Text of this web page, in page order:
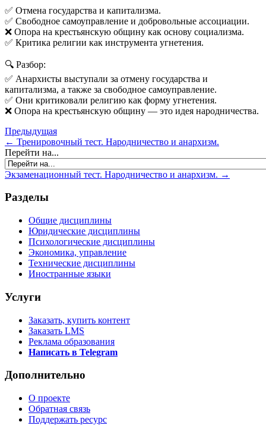
✅ Отмена государства и капитализма.
✅ Свободное самоуправление и добровольные ассоциации.
❌ Опора на крестьянскую общину как основу социализма.
✅ Критика религии как инструмента угнетения.
🔍 Разбор:
✅ Анархисты выступали за отмену государства и
капитализма, а также за свободное самоуправление.
✅ Они критиковали религию как форму угнетения.
❌ Опора на крестьянскую общину — это идея народничества.
Предыдущая
← Тренировочный тест. Народничество и анархизм.
Перейти на...
Экзаменационный тест. Народничество и анархизм. →
Разделы
Общие дисциплины
Юридические дисциплины
Психологические дисциплины
Экономика, управление
Технические дисциплины
Иностранные языки
Услуги
Заказать, купить контент
Заказать LMS
Реклама образования
Написать в Telegram
Дополнительно
О проекте
Обратная связь
Поддержать ресурс